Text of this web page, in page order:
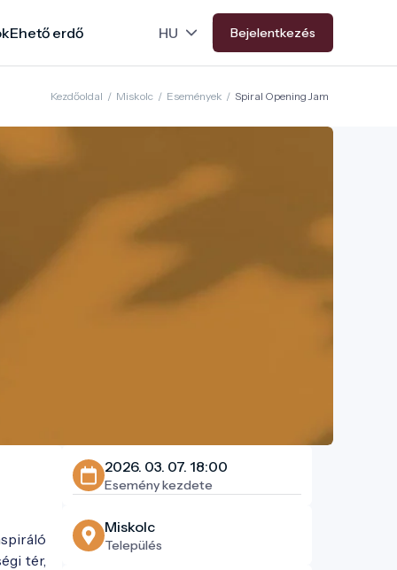
Ehető erdő Bejelentkezés
Kezdőoldal / Miskolc / Események / Spiral Opening Jam
tér,
2026. 03. 07. 18:00
Esemény kezdete
Miskolc
Település